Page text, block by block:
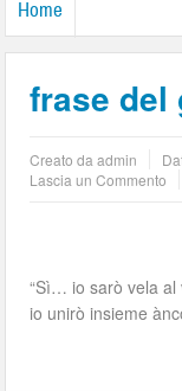
Home
frase del
Creato daadmin
Lascia un Commento
“Sì… io sarò vela
io unirò insieme